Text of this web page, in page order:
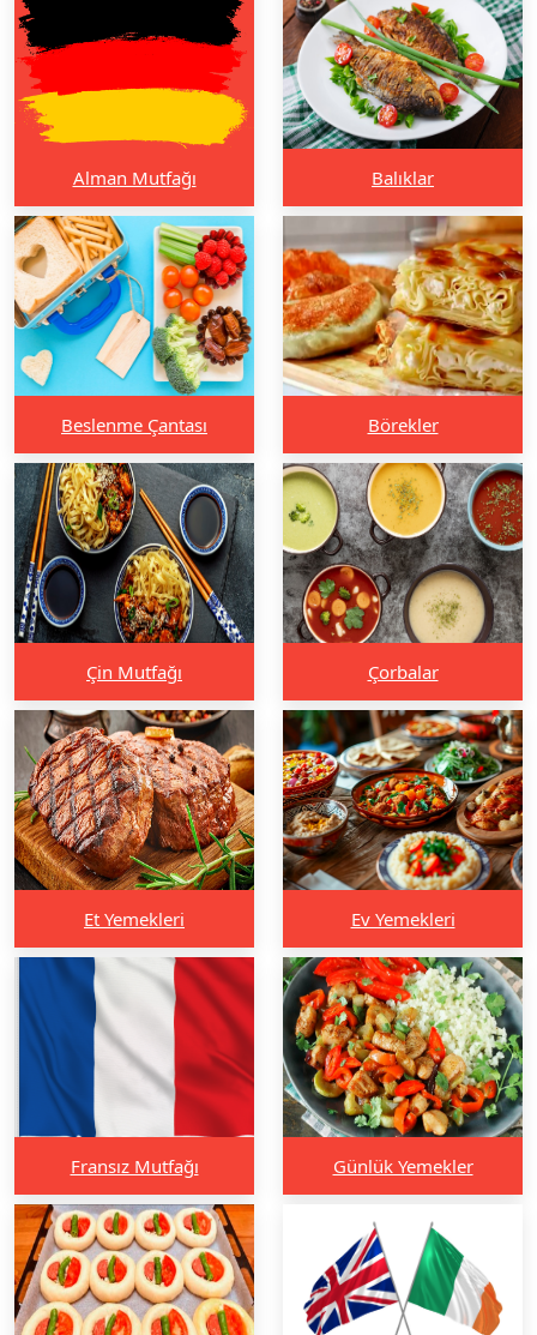
Alman Mutfağı Balıklar
Beslenme Çantası Börekler
Çin Mutfağı Çorbalar
Et Yemekleri Ev Yemekleri
Fransız Mutfağı Günlük Yemekler